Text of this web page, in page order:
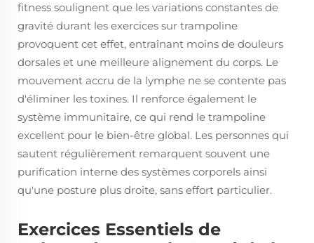
fitness soulignent que les variations constantes de
gravité durant les exercices sur trampoline
provoquent cet effet, entraînant moins de douleurs
dorsales et une meilleure alignement du corps. Le
mouvement accru de la lymphe ne se contente pas
d'éliminer les toxines. Il renforce également le
système immunitaire, ce qui rend le trampoline
excellent pour le bien-être global. Les personnes qui
sautent régulièrement remarquent souvent une
purification interne des systèmes corporels ainsi
qu'une posture plus droite, sans effort particulier.
Exercices Essentiels de